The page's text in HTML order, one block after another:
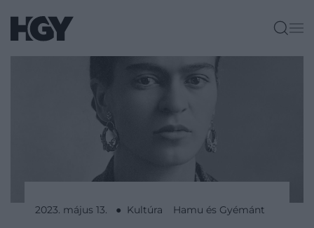
2023. május 13. ● Kultúra Hamu és Gyémánt